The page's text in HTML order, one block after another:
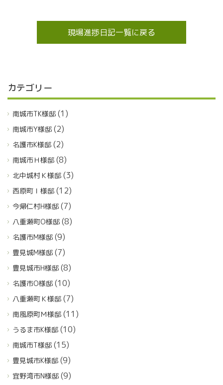
現場進捗日記一覧に戻る
カテゴリー
南城市TK様邸 (1)
南城市Y様邸 (2)
名護市K様邸 (2)
南城市Ｈ様邸 (8)
北中城村Ｋ様邸 (3)
西原町Ｉ様邸 (12)
今帰仁村H様邸 (7)
八重瀬町O様邸 (8)
名護市M様邸 (9)
豊見城M様邸 (7)
豊見城市H様邸 (8)
名護市O様邸 (10)
八重瀬町Ｋ様邸 (7)
南風原町Ｍ様邸 (11)
うるま市K様邸 (10)
南城市T様邸 (15)
豊見城市K様邸 (9)
宜野湾市N様邸 (9)